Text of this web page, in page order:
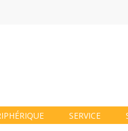
SERVICE